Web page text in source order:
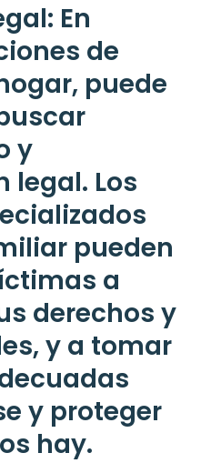
En
de
puede
y
legal. Los
pueden
a
derechos y
y a tomar
y proteger
hay.